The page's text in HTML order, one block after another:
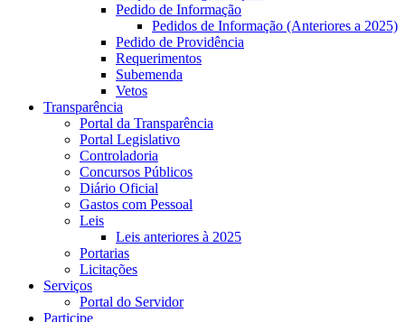
Pedido de Informação
Pedidos de Informação (Anteriores a 2025)
Pedido de Providência
Requerimentos
Subemenda
Vetos
Transparência
Portal da Transparência
Portal Legislativo
Controladoria
Concursos Públicos
Diário Oficial
Gastos com Pessoal
Leis
Leis anteriores à 2025
Portarias
Licitações
Serviços
Portal do Servidor
Participe